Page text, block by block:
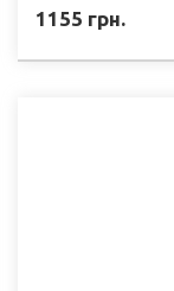
1155 грн.